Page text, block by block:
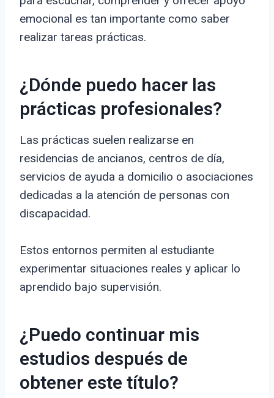
emocional es tan importante como saber
realizar tareas prácticas.
¿Dónde puedo hacer las
prácticas profesionales?
Las prácticas suelen realizarse en
residencias de ancianos, centros de día,
servicios de ayuda a domicilio o asociaciones
dedicadas a la atención de personas con
discapacidad.
Estos entornos permiten al estudiante
experimentar situaciones reales y aplicar lo
aprendido bajo supervisión.
¿Puedo continuar mis
estudios después de
obtener este título?